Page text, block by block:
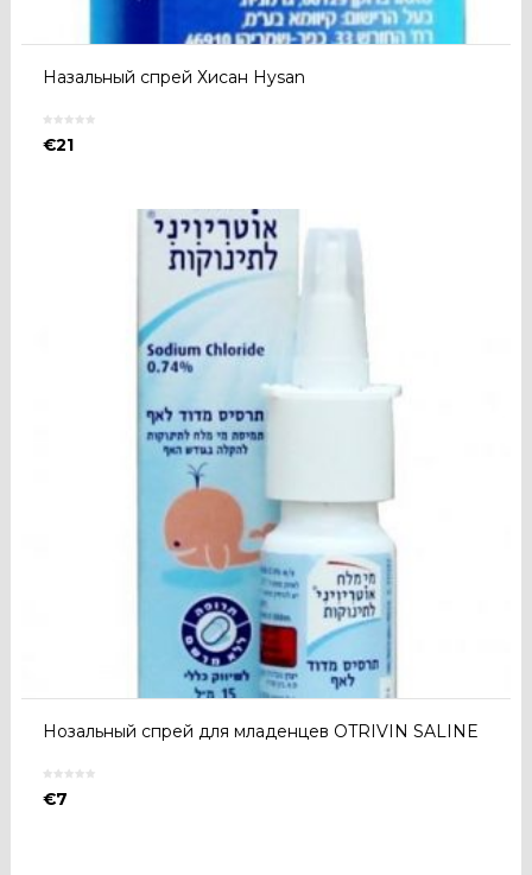
Назальный спрей Хисан Hysan
€21
Нозальный спрей для младенцев OTRIVIN SALINE
€7